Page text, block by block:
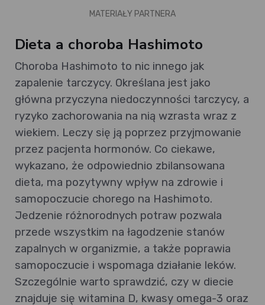
MATERIAŁY PARTNERA
Dieta a choroba Hashimoto
Choroba Hashimoto to nic innego jak
zapalenie tarczycy. Określana jest jako
główna przyczyna niedoczynności tarczycy, a
ryzyko zachorowania na nią wzrasta wraz z
wiekiem. Leczy się ją poprzez przyjmowanie
przez pacjenta hormonów. Co ciekawe,
wykazano, że odpowiednio zbilansowana
dieta, ma pozytywny wpływ na zdrowie i
samopoczucie chorego na Hashimoto.
Jedzenie różnorodnych potraw pozwala
przede wszystkim na łagodzenie stanów
zapalnych w organizmie, a także poprawia
samopoczucie i wspomaga działanie leków.
Szczególnie warto sprawdzić, czy w diecie
znajduje się witamina D, kwasy omega-3 oraz